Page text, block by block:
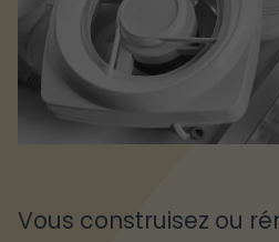
Vous construisez ou